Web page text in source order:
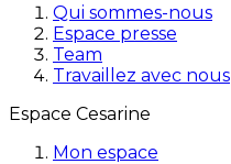
Qui sommes-nous
Espace presse
Team
Travaillez avec nous
Espace Cesarine
Mon espace